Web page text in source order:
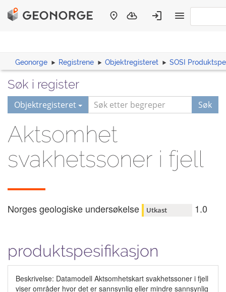
Geonorge Registrene Objektregisteret SOSI
Søk i register
Objektregisteret Søk
Aktsomhet
svakhetssoner i fjell
Norges geologiske undersøkelse Utkast 1.0
produktspesifikasjon
Beskrivelse: Datamodell Aktsomhetskart svakhetssoner i fjell
viser områder hvor det er sannsynlig eller mindre sannsynlig